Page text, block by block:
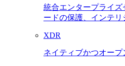
統合エンタープライ
ードの保護、インテリ
XDR
ネイティブかつオープ